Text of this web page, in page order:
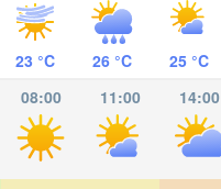
23 °C 26 °C 25 °C
08:00 11:00 14:00
Chișinău
Galați
MOLDOVA